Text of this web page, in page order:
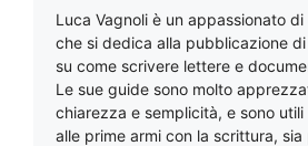
Luca Vagnoli è un appassionato
che si dedica alla pubblicazione
su come scrivere lettere e
Le sue guide sono molto
chiarezza e semplicità, e sono
alle prime armi con la scrittura,